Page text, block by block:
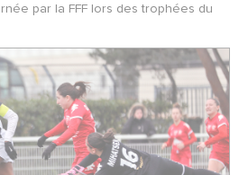
par la FFF lors des trophées du